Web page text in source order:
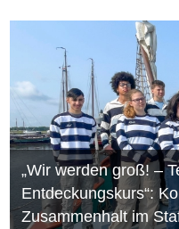
„Wir werden groß! –
Entdeckungskurs“:
Zusammenhalt im